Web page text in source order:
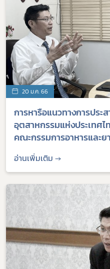
20 ม.ค. 66
การหารือแนวทางการประ
อุตสาหกรรมแห่งประเทศไ
คณะกรรมการอาหารและ
ดำเนินธุรกิจของผู้ประกอบ
อ่านเพิ่มเติม →